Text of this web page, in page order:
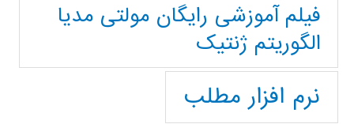
فیلم آموزشی رایگان مولتی مدیا
الگوریتم ژنتیک
نرم افزار مطلب